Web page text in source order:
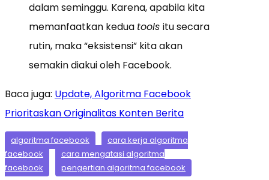
dalam seminggu. Karena, apabila kita
memanfaatkan kedua tools itu secara
rutin, maka “eksistensi” kita akan
semakin diakui oleh Facebook.
Baca juga: Update, Algoritma Facebook
Prioritaskan Originalitas Konten Berita
algoritma facebook
cara kerja algoritma
facebook
cara mengatasi algoritma
facebook
pengertian algoritma facebook